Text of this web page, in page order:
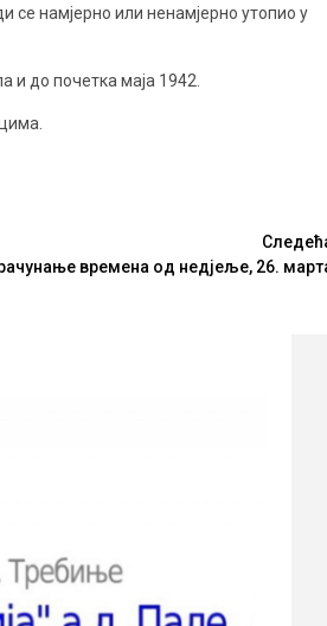
намјерно или ненамјерно утопио у
и до почетка маја 1942.
времена од недјеље, 26.